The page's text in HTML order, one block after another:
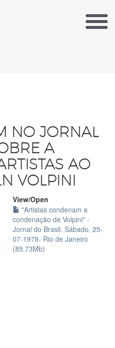
NO JORNAL
A
AO
VOLPINI
View/Open
"Artistas condenam a
condenação de Volpini" -
Jornal do Brasil. Sábado, 25-
07-1978- Rio de Janeiro
(85.73Mb)